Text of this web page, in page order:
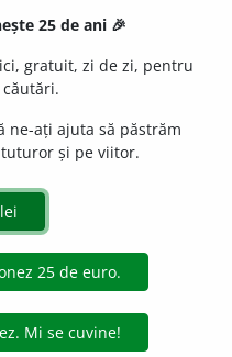
)[2]
25 de ani 🎉
gratuit, zi de zi, pentru
ne-ați ajuta să păstrăm
și pe viitor.